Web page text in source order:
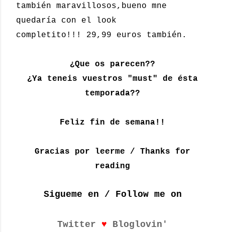
también maravillosos,bueno mne
quedaría con el look
completito!!! 29,99 euros también.
¿Que os parecen??
¿Ya teneis vuestros "must" de ésta
temporada??
Feliz fin de semana!!
Gracias por leerme / Thanks for
reading
Sigueme en / Follow me on
Twitter ♥ Bloglovin'